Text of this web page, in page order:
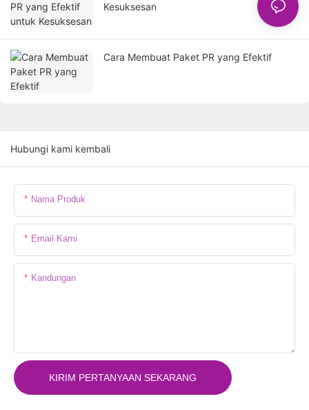
Kesuksesan
Cara Membuat Paket PR yang Efektif
Hubungi kami kembali
Nama Produk
Email Kami
Kandungan
KIRIM PERTANYAAN SEKARANG